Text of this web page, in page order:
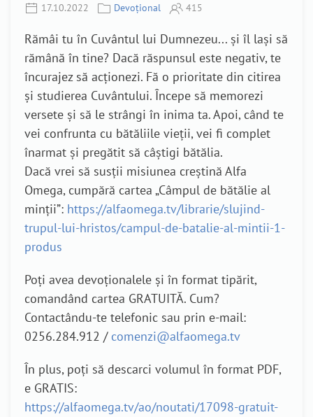
17.10.2022 Devoțional 415
Rămâi tu în Cuvântul lui Dumnezeu... și îl lași să
rămână în tine? Dacă răspunsul este negativ, te
încurajez să acționezi. Fă o prioritate din citirea
și studierea Cuvântului. Începe să memorezi
versete și să le strângi în inima ta. Apoi, când te
vei confrunta cu bătăliile vieții, vei fi complet
înarmat și pregătit să câștigi bătălia.
Dacă vrei să susții misiunea creștină Alfa
Omega, cumpără cartea „Câmpul de bătălie al
minții”: https://alfaomega.tv/librarie/slujind-
trupul-lui-hristos/campul-de-batalie-al-mintii-1-
produs
Poți avea devoționalele și în format tipărit,
comandând cartea GRATUITĂ. Cum?
Contactându-te telefonic sau prin e-mail:
0256.284.912 / comenzi@alfaomega.tv
În plus, poți să descarci volumul în format PDF,
e GRATIS:
https://alfaomega.tv/ao/noutati/17098-gratuit-